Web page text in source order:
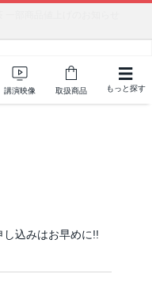
講演映像 取扱商品 もっと探す
し込みはお早めに!!